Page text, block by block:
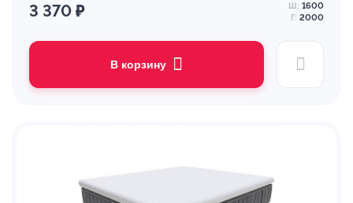
3 370 ₽ Ш: 1600
Г: 2000
В корзину